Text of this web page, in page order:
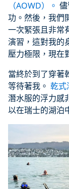
（AOWD）。
功。然後，我們
一次緊張且非常
演習，這對我的
壓力極限，現在
當終於到了穿著
等待著我。 乾式
潛水服的浮力感
以在瑞士的湖泊